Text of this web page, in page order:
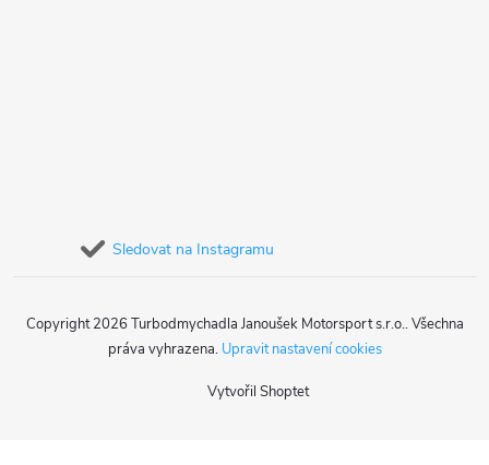
Sledovat na Instagramu
Vytvořil Shoptet
Copyright 2026 Turbodmychadla Janoušek Motorsport s.r.o.. Všechna
práva vyhrazena. Upravit nastavení cookies